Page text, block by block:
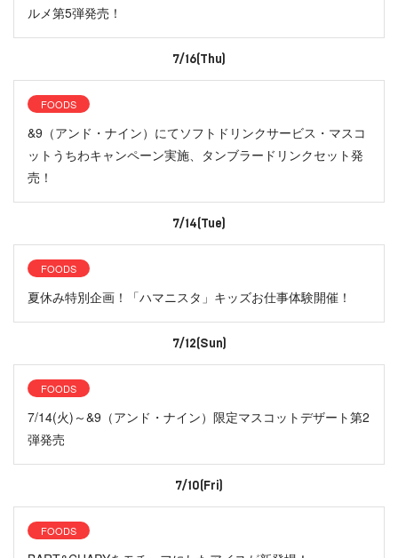
ルメ第5弾発売！
7/16(Thu)
FOODS
&9（アンド・ナイン）にてソフトドリンクサービス・マスコ
ットうちわキャンペーン実施、タンブラードリンクセット発
売！
7/14(Tue)
FOODS
夏休み特別企画！「ハマニスタ」キッズお仕事体験開催！
7/12(Sun)
FOODS
7/14(火)～&9（アンド・ナイン）限定マスコットデザート第2
弾発売
7/10(Fri)
FOODS